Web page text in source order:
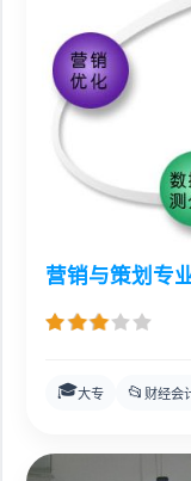
营销与策划专
🎓大专 📂 财经会